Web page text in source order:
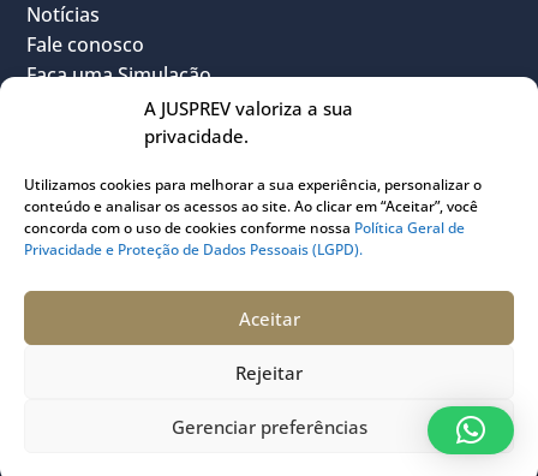
A JUSPREV valoriza a sua
privacidade.
Utilizamos cookies para melhorar a sua experiência, personalizar o
conteúdo e analisar os acessos ao site. Ao clicar em “Aceitar”, você
concorda com o uso de cookies conforme nossa Política Geral de
Privacidade e Proteção de Dados Pessoais (LGPD).
Aceitar
Rejeitar
Gerenciar preferências
Notícias
Fale conosco
Faça uma Simulação
Sou Participante
Sou Instituidora
Conheça o PLANJUS
Quem pode participar